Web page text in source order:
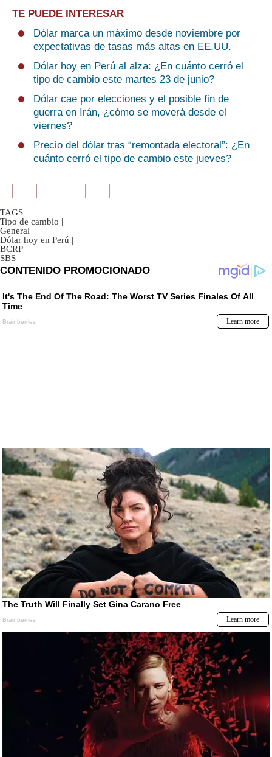
TE PUEDE INTERESAR
Dólar marca un máximo desde noviembre por
expectativas de tasas más altas en EE.UU.
Dólar hoy en Perú al alza: ¿En cuánto cerró el
tipo de cambio este martes 23 de junio?
Dólar cae por elecciones y el posible fin de
guerra en Irán, ¿cómo se moverá desde el
viernes?
Precio del dólar tras “remontada electoral”: ¿En
cuánto cerró el tipo de cambio este jueves?
TAGS
Tipo de cambio |
General |
Dólar hoy en Perú |
BCRP |
SBS